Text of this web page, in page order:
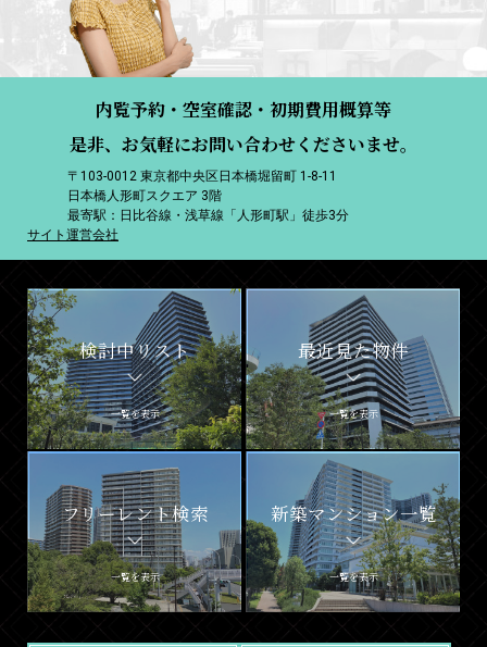
内覧予約・空室確認・初期費用概算等
是非、お気軽にお問い合わせくださいませ。
〒103-0012 東京都中央区日本橋堀留町 1-8-11
日本橋人形町スクエア 3階
最寄駅：日比谷線・浅草線「人形町駅」徒歩3分
サイト運営会社
検討中リスト
一覧を表示
最近見た物件
一覧を表示
フリーレント検索
一覧を表示
新築マンション一覧
一覧を表示